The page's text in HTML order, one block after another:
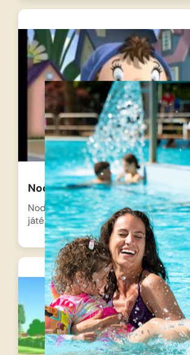
Noddy – Noddy a művész
Noddy elhatározza, hogy benevez a
játékországi festőversenyre, mert